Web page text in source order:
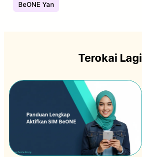
BeONE Yan
Terokai Lagi